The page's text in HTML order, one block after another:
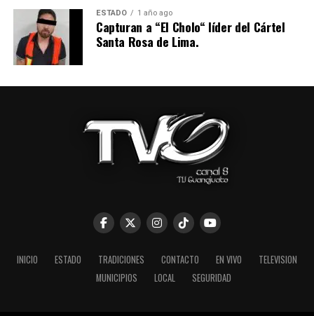
ESTADO 1 año ago
Capturan a “El Cholo“ líder del Cártel
Santa Rosa de Lima.
INICIO ESTADO TRADICIONES CONTACTO EN VIVO
TELEVISION
MUNICIPIOS
LOCAL SEGURIDAD